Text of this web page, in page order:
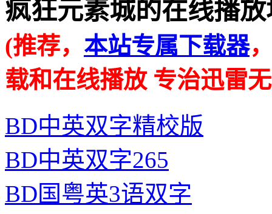
疯狂元素城的在线播放
(推荐， 本站专属下载器
载和在线播放 专治迅雷
BD中英双字精校版
BD中英双字265
BD国粤英3语双字